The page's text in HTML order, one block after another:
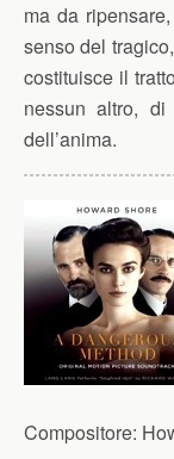
ma da
senso del
costituisce il
nessun altro,
dell’anima.
Compositore: